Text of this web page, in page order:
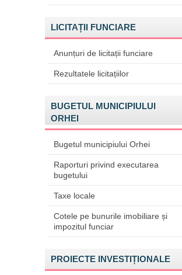
LICITAȚII FUNCIARE
Anunțuri de licitații funciare
Rezultatele licitațiilor
BUGETUL MUNICIPIULUI
ORHEI
Bugetul municipiului Orhei
Raporturi privind executarea
bugetului
Taxe locale
Cotele pe bunurile imobiliare și
impozitul funciar
PROIECTE INVESTIȚIONALE